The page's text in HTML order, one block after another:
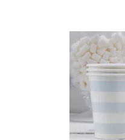
Papierový pohár pastelovo